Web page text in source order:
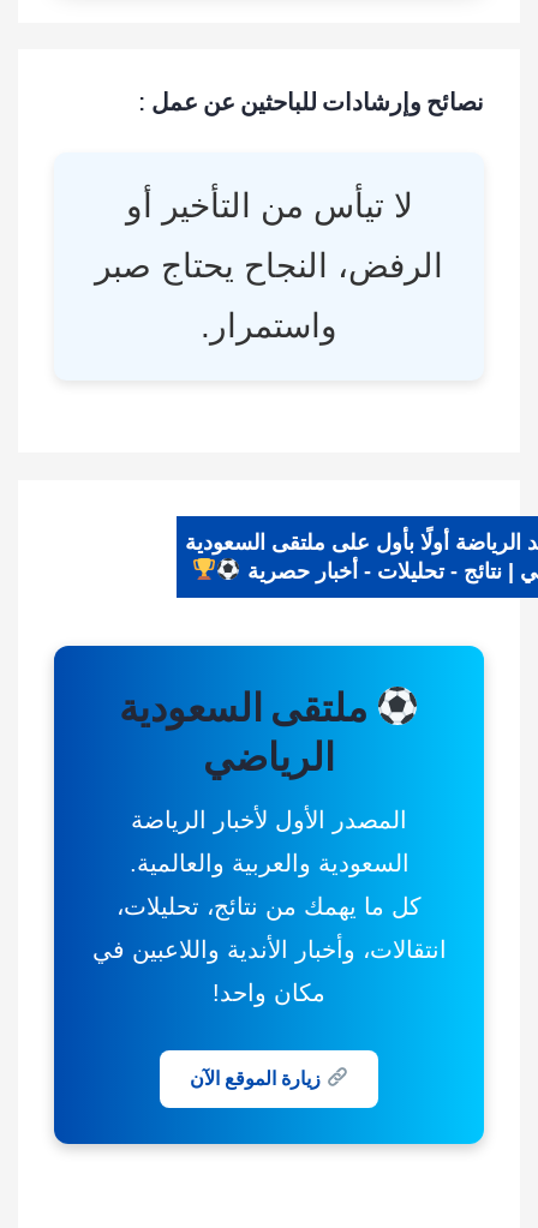
نصائح وإرشادات للباحثين عن عمل :
لا تيأس من التأخير أو
الرفض، النجاح يحتاج صبر
واستمرار.
الرياضة أولًا بأول على ملتقى السعودية
| نتائج - تحليلات - أخبار حصرية
ملتقى السعودية
الرياضي
المصدر الأول لأخبار الرياضة
السعودية والعربية والعالمية.
كل ما يهمك من نتائج، تحليلات،
انتقالات، وأخبار الأندية واللاعبين في
مكان واحد!
زيارة الموقع الآن